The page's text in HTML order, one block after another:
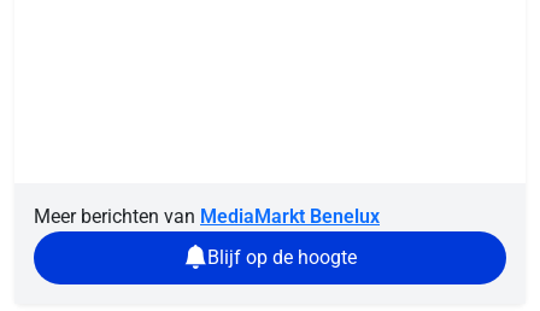
Meer berichten van MediaMarkt Benelux
Blijf op de hoogte